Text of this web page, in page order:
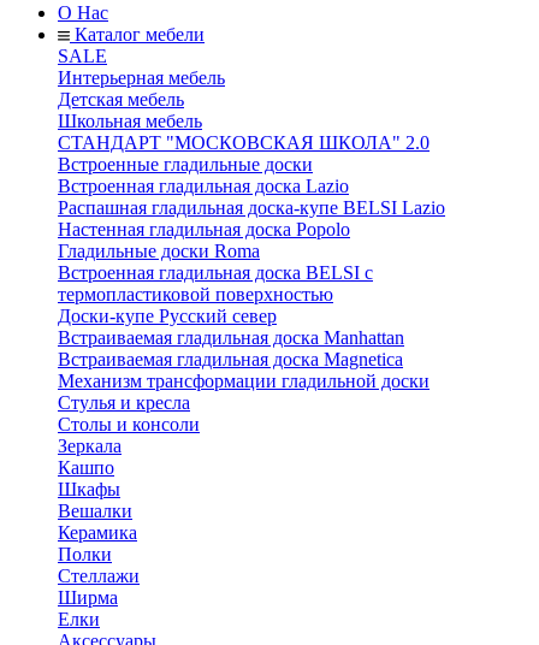
О Нас
Каталог мебели
SALE
Интерьерная мебель
Детская мебель
Школьная мебель
СТАНДАРТ "МОСКОВСКАЯ ШКОЛА" 2.0
Встроенные гладильные доски
Встроенная гладильная доска Lazio
Распашная гладильная доска-купе BELSI Lazio
Настенная гладильная доска Popolo
Гладильные доски Roma
Встроенная гладильная доска BELSI с
термопластиковой поверхностью
Доски-купе Русский север
Встраиваемая гладильная доска Manhattan
Встраиваемая гладильная доска Magnetica
Механизм трансформации гладильной доски
Стyлья и кресла
Столы и консоли
Зеркала
Кашпо
Шкафы
Вешалки
Керамика
Полки
Стеллажи
Ширма
Елки
Аксессуары